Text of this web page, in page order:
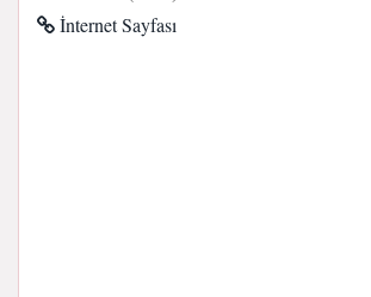
İnternet Sayfası